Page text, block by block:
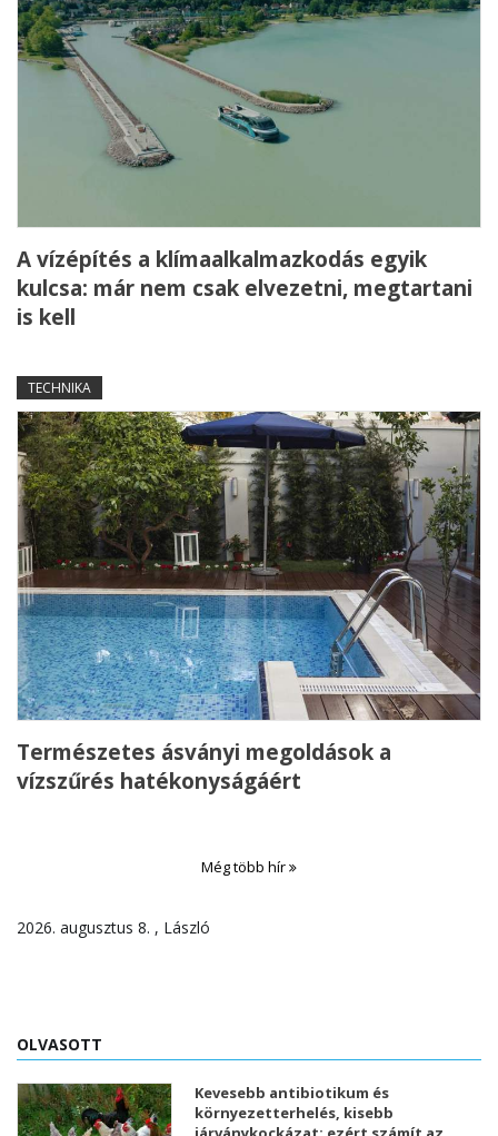
A vízépítés a klímaalkalmazkodás egyik
kulcsa: már nem csak elvezetni, megtartani
is kell
TECHNIKA
Természetes ásványi megoldások a
vízszűrés hatékonyságáért
Még több hír
2026. augusztus 8. , László
OLVASOTT
Kevesebb antibiotikum és
környezetterhelés, kisebb